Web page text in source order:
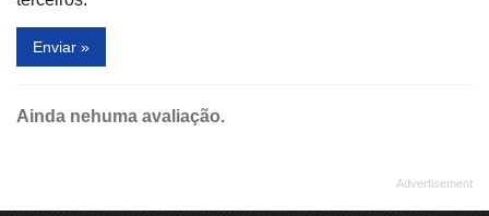
Enviar »
Ainda nehuma avaliação.